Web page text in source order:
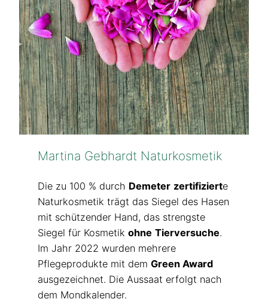
Martina Gebhardt Naturkosmetik
Die zu 100 % durch Demeter zertifizierte
Naturkosmetik trägt das Siegel des Hasen
mit schützender Hand, das strengste
Siegel für Kosmetik ohne Tierversuche.
Im Jahr 2022 wurden mehrere
Pflegeprodukte mit dem Green Award
ausgezeichnet. Die Aussaat erfolgt nach
dem Mondkalender.